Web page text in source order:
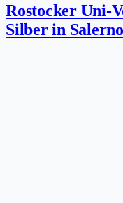
Rostocker Uni-
Silber in Salerno